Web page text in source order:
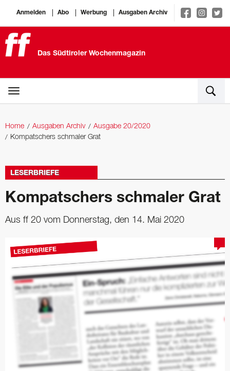
Anmelden Abo Werbung Ausgaben Archiv
Das Südtiroler Wochenmagazin
Home Ausgaben Archiv
Ausgabe 20/2020
Kompatschers schmaler Grat
LESERBRIEFE
Kompatschers schmaler Grat
Aus ff 20 vom Donnerstag, den 14. Mai 2020